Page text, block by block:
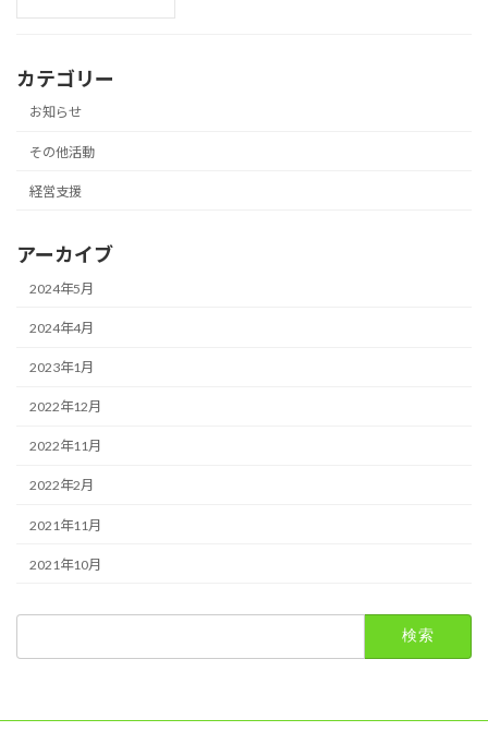
カテゴリー
お知らせ
その他活動
経営支援
アーカイブ
2024年5月
2024年4月
2023年1月
2022年12月
2022年11月
2022年2月
2021年11月
2021年10月